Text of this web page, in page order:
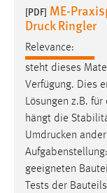
[PDF] ME-
Druck Ringler
Relevance:
steht dieses
Verfügung. Dies
Lösungen z.B.
hängt die
Umdrucken
geeigneten
Tests der